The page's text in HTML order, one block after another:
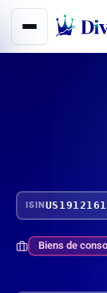
Aller
contenu
ISIN
Biens de